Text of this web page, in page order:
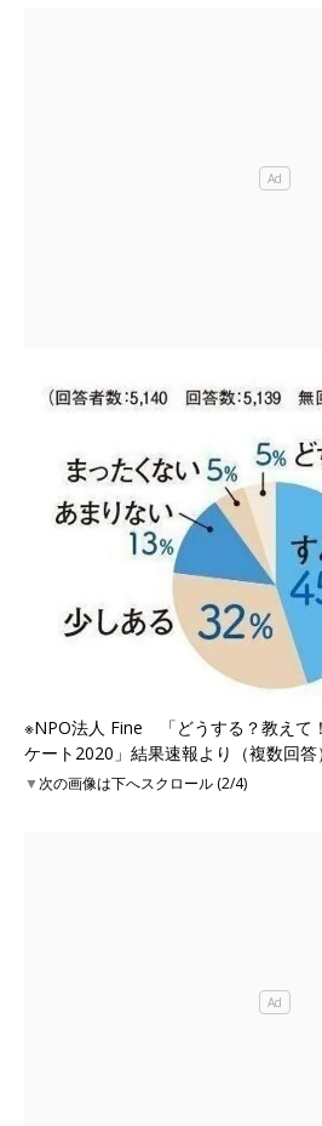
※NPO法人 Fine 「どうする？教えて
ケート2020」結果速報より（複数回答）
▼次の画像は下へスクロール (2/4)